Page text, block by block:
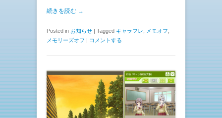
続きを読む →
Posted in お知らせ | Tagged キャラフレ メモオフ
メモリーズオフ | コメントする